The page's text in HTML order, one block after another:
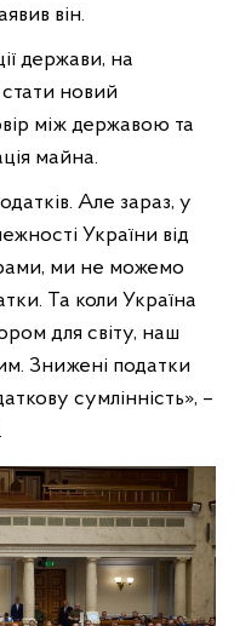
він.
держави, на
новий
між державою та
майна.
Але зараз, у
України від
ми не можемо
Та коли Україна
для світу, наш
Знижені податки
сумлінність», –